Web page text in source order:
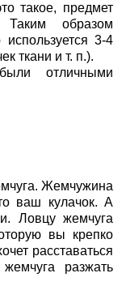
такое, предмет
Таким образом
3-4
ткани и т. п.).
отличными
Жемчужина
ваш кулачок. А
Ловцу жемчуга
вы крепко
расставаться
разжать